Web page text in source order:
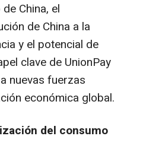
China, el
de China a la
y el potencial de
clave de UnionPay
nuevas fuerzas
económica global.
del consumo